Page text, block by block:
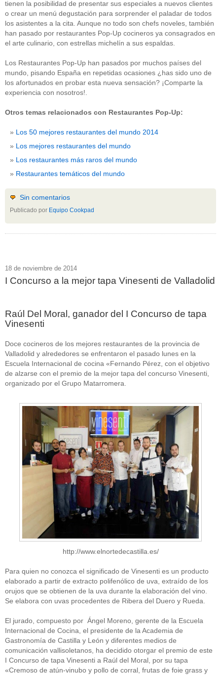
tienen la posibilidad de presentar sus especiales a nuevos clientes
o crear un menú degustación para sorprender el paladar de todos
los asistentes a la cita. Aunque no todo son chefs noveles, también
han pasado por restaurantes Pop-Up cocineros ya consagrados en
el arte culinario, con estrellas michelín a sus espaldas.
Los Restaurantes Pop-Up han pasados por muchos países del
mundo, pisando España en repetidas ocasiones ¿has sido uno de
los afortunados en probar esta nueva sensación? ¡Comparte la
experiencia con nosotros!.
Otros temas relacionados con Restaurantes Pop-Up:
Los 50 mejores restaurantes del mundo 2014
Los mejores restaurantes del mundo
Los restaurantes más raros del mundo
Restaurantes temáticos del mundo
Sin comentarios
Publicado por Equipo Cookpad
18 de noviembre de 2014
I Concurso a la mejor tapa Vinesenti de Valladolid
Raúl Del Moral, ganador del I Concurso de tapa
Vinesenti
Doce cocineros de los mejores restaurantes de la provincia de
Valladolid y alrededores se enfrentaron el pasado lunes en la
Escuela Internacional de cocina «Fernando Pérez, con el objetivo
de alzarse con el premio de la mejor tapa del concurso Vinesenti,
organizado por el Grupo Matarromera.
http://www.elnortedecastilla.es/
Para quien no conozca el significado de Vinesenti es un producto
elaborado a partir de extracto polifenólico de uva, extraído de los
orujos que se obtienen de la uva durante la elaboración del vino.
Se elabora con uvas procedentes de Ribera del Duero y Rueda.
El jurado, compuesto por Ángel Moreno, gerente de la Escuela
Internacional de Cocina, el presidente de la Academia de
Gastronomía de Castilla y León y diferentes medios de
comunicación vallisoletanos, ha decidido otorgar el premio de este
I Concurso de tapa Vinesenti a Raúl del Moral, por su tapa
«Cremoso de atún-vinubo y pollo de corral, frutas de foie grass y